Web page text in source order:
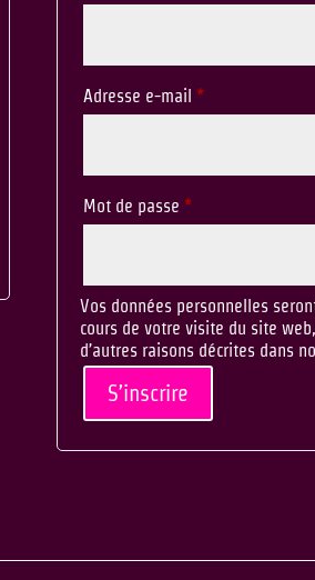
Adresse e-mail *
Mot de passe *
Vos données personnelles
cours de votre visite du site
d’autres raisons décrites dans
S’inscrire